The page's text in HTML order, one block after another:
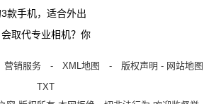
款手机，适合外出
取代专业相机？你
营销服务- XML地图 - 版权声明 - 网站地图
TXT